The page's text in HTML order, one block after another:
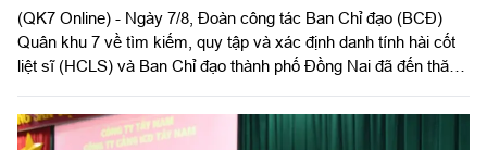
liệt sĩ
(QK7 Online) - Ngày 7/8, Đoàn công tác Ban Chỉ đạo (BCĐ)
Quân khu 7 về tìm kiếm, quy tập và xác định danh tính hài cốt
liệt sĩ (HCLS) và Ban Chỉ đạo thành phố Đồng Nai đã đến thăm,
và chùa Tân Minh (phường Bình Long), thành phố Đồng Nai -
các địa phương, cơ sở đã hỗ trợ, đồng hành trong hoạt động